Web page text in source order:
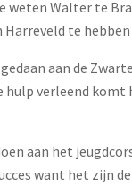
weten Walter te
te
aan de
hulp verleend
aan het
want het zijn